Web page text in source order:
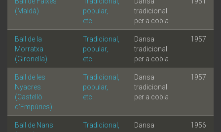
(Maldà)
popular,
etc.
tradicional
per a cobla
Ball de la
Morratxa
(Gironella)
Tradicional,
popular,
etc.
Dansa
tradicional
per a cobla
1957
Ball de les
Nyacres
(Castellò
d'Empúries)
Tradicional,
popular,
etc.
Dansa
tradicional
per a cobla
1957
Ball de Nans
Tradicional,
Dansa
1956